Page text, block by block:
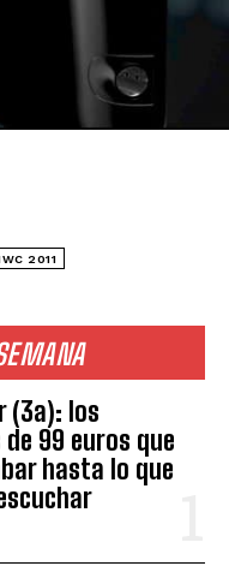
(3a): los
99 euros que
hasta lo que
2011